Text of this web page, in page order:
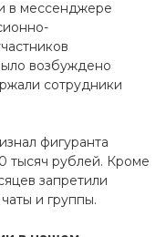
в мессенджере
возбуждено
сотрудники
фигуранта
тысяч рублей. Кроме
запретили
и группы.